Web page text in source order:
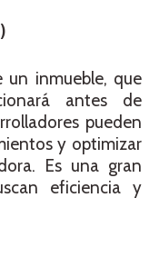
un inmueble, que
antes de
pueden
y optimizar
Es una gran
eficiencia y